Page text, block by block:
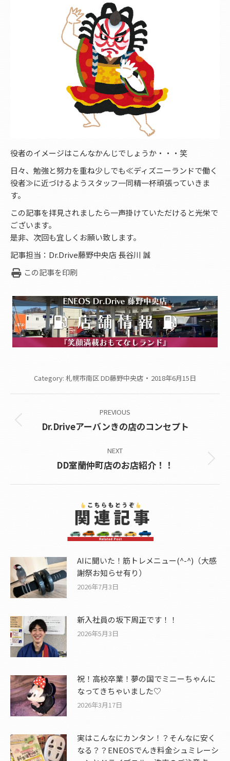
役者のイメージはこんなかんじでしょうか・・・笑
日々、勉強と努力を重ね少しでも≪ディズニーランドで働く
役者≫に近づけるようスタッフ一同精一杯頑張っていきま
す。
この記事を拝見されましたら一声掛けていただけると光栄で
ございます。
是非、次回も宜しくお願い致します。
記事担当：Dr.Drive藤野中央店 長谷川 誠
この記事を印刷
Category: 札幌市南区 DD藤野中央店 2018年6月15日
navigation
PREVIOUS
Previous
Dr.Driveアーバンきの店のコンセプト
NEXT
Next
DD室蘭仲町店のお店紹介！！
AIに聞いた！筋トレメニュー(^-^)（大感
謝祭お知らせ有り）
2026年7月3日
新入社員の坂下周正です！！
2026年5月3日
祝！高校卒業！夢の国でミニーちゃんに
なってきちゃいました♡
2026年3月17日
実はこんなにカンタン！？そんなに安く
なる？？ENEOSでんき料金シュミレーシ